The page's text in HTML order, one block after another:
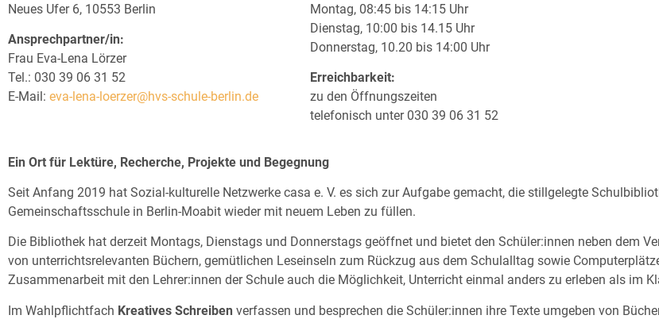
Neues Ufer 6, 10553 Berlin
Ansprechpartner/in:
Frau Eva-Lena Lörzer
Tel.: 030 39 06 31 52
E-Mail: eva-lena-loerzer@hvs-schule-berlin.de
Montag, 08:45 bis 14:15 Uhr
Dienstag, 10:00 bis 14.15 Uhr
Donnerstag, 10.20 bis 14:00 Uhr
Erreichbarkeit:
zu den Öffnungszeiten
telefonisch unter 030 39 06 31 52
Ein Ort für Lektüre, Recherche, Projekte und Begegnung
Seit Anfang 2019 hat Sozial-kulturelle Netzwerke casa e. V. es sich zur Aufgabe gemacht, die stillgelegte
Gemeinschaftsschule in Berlin-Moabit wieder mit neuem Leben zu füllen.
Die Bibliothek hat derzeit Montags, Dienstags und Donnerstags geöffnet und bietet den Schüler:innen neben dem
von unterrichtsrelevanten Büchern, gemütlichen Leseinseln zum Rückzug aus dem Schulalltag sowie
Zusammenarbeit mit den Lehrer:innen der Schule auch die Möglichkeit, Unterricht einmal anders zu erleben als im
Im Wahlpflichtfach Kreatives Schreiben verfassen und besprechen die Schüler:innen ihre Texte umgeben von